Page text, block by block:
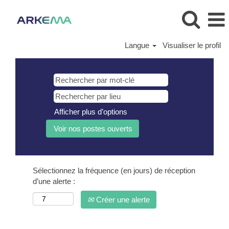
Langue Visualiser le profil
Afficher plus d’options
Sélectionnez la fréquence (en jours) de réception
d’une alerte :
Créer une alerte